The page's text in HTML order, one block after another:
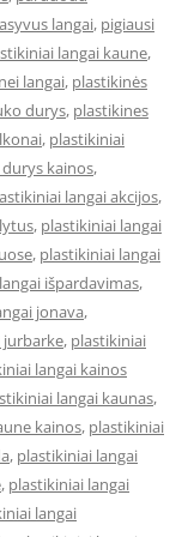
langai, pigiausi
langai kaune,
langai, plastikinės
durys, plastikines
, plastikiniai
kainos,
langai akcijos,
, plastikiniai langai
, plastikiniai langai
išpardavimas,
jonava,
jurbarke, plastikiniai
langai kainos
langai kaunas,
kainos, plastikiniai
, plastikiniai langai
, plastikiniai langai
langai